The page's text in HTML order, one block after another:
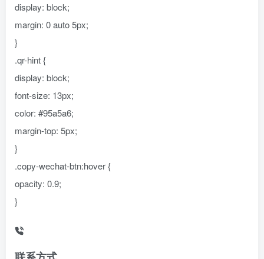
display: block;
margin: 0 auto 5px;
}
.qr-hint {
display: block;
font-size: 13px;
color: #95a5a6;
margin-top: 5px;
}
.copy-wechat-btn:hover {
opacity: 0.9;
}